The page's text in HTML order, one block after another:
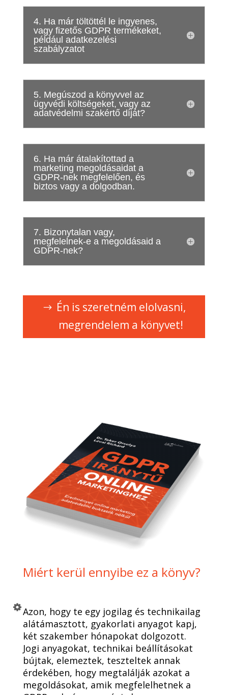
4. Ha már töltöttél le ingyenes,
vagy fizetős GDPR termékeket,
például adatkezelési
szabályzatot
5. Megúszod a könyvvel az
ügyvédi költségeket, vagy az
adatvédelmi szakértő díját?
6. Ha már átalakítottad a
marketing megoldásaidat a
GDPR-nek megfelelően, és
biztos vagy a dolgodban.
7. Bizonytalan vagy,
megfelelnek-e a megoldásaid a
GDPR-nek?
Én is szeretném elolvasni,
megrendelem a könyvet!
Miért kerül ennyibe ez a könyv?
Azon, hogy te egy jogilag és technikailag
alátámasztott, gyakorlati anyagot kapj,
két szakember hónapokat dolgozott.
Jogi anyagokat, technikai beállításokat
bújtak, elemeztek, teszteltek annak
érdekében, hogy megtalálják azokat a
megoldásokat, amik megfelelhetnek a